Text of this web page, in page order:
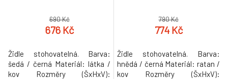
690 Kč
676 Kč
Židle stohovatelná. Barva:
šedá / černá Materiál: látka /
kov Rozměry (ŠxHxV):
790 Kč
774 Kč
Židle stohovatelná. Barva:
hnědá / černá Materiál: ratan /
kov Rozměry (ŠxHxV):